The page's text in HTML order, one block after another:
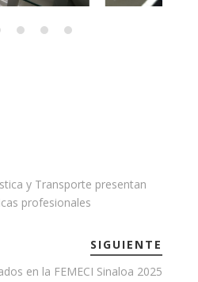
y Transporte presentan
profesionales
SIGUIENTE
en la FEMECI Sinaloa 2025